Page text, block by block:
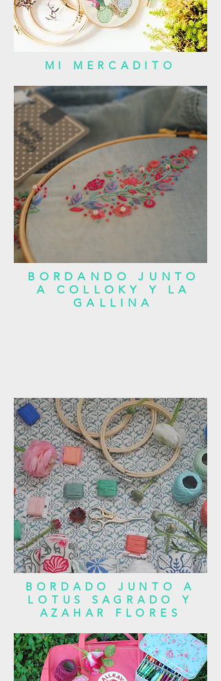
MI MERCADITO
BORDANDO JUNTO
A COLLOKY Y LA
GALLINA
BORDADO JUNTO A
LOTUS SAGRADO Y
AZAHAR FLORES